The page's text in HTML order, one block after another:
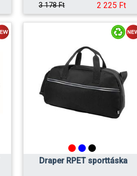
3 178 Ft
2 225 Ft
Draper RPET sporttáska